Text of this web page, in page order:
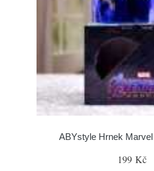
ABYstyle Hrnek
199 Kč